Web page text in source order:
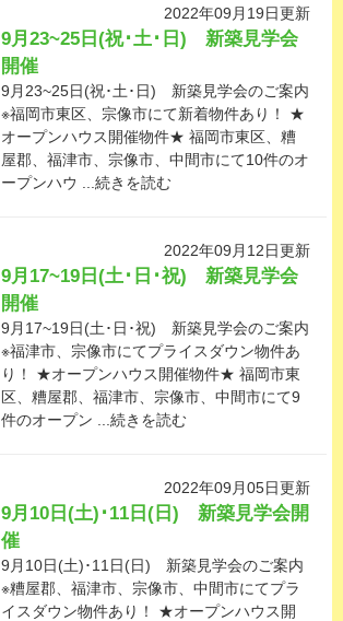
2022年09月19日更新
9月23~25日(祝･土･日) 新築見学会
開催
9月23~25日(祝･土･日) 新築見学会のご案内
※福岡市東区、宗像市にて新着物件あり！ ★
オープンハウス開催物件★ 福岡市東区、糟
屋郡、福津市、宗像市、中間市にて10件のオ
ープンハウ ...続きを読む
2022年09月12日更新
9月17~19日(土･日･祝) 新築見学会
開催
9月17~19日(土･日･祝) 新築見学会のご案内
※福津市、宗像市にてプライスダウン物件あ
り！ ★オープンハウス開催物件★ 福岡市東
区、糟屋郡、福津市、宗像市、中間市にて9
件のオープン ...続きを読む
2022年09月05日更新
9月10日(土)･11日(日) 新築見学会開
催
9月10日(土)･11日(日) 新築見学会のご案内
※糟屋郡、福津市、宗像市、中間市にてプラ
イスダウン物件あり！ ★オープンハウス開